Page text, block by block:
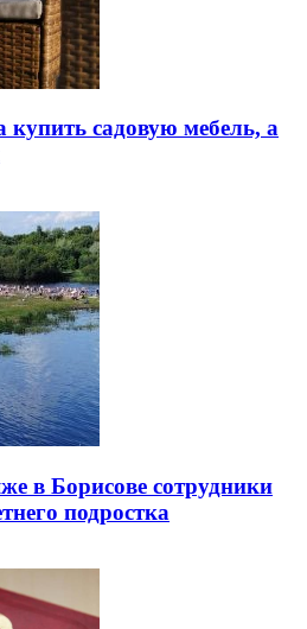
купить садовую мебель, а
в Борисове сотрудники
подростка